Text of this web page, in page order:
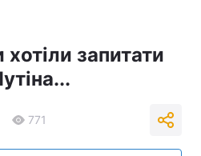
запитати
771